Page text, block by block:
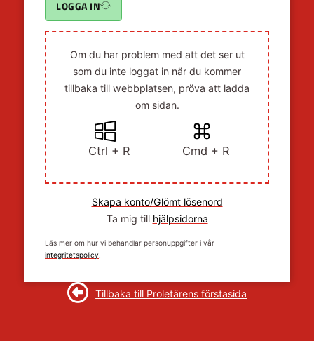
LOGGA IN
Om du har problem med att det ser ut
som du inte loggat in när du kommer
tillbaka till webbplatsen, pröva att ladda
om sidan.
Ctrl + R Cmd + R
Skapa konto/Glömt lösenord
Ta mig till hjälpsidorna
Läs mer om hur vi behandlar personuppgifter i vår
integritetspolicy.
Tillbaka till Proletärens förstasida